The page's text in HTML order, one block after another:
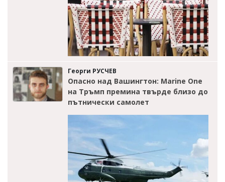
Георги РУСЧЕВ
Опасно над Вашингтон: Marine One
на Тръмп премина твърде близо до
пътнически самолет